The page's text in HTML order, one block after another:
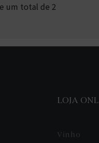
um total de 2
LOJA
Vinho